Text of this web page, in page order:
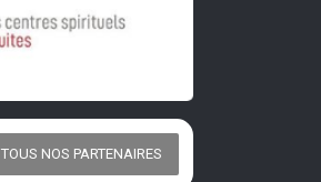
TOUS NOS PARTENAIRES